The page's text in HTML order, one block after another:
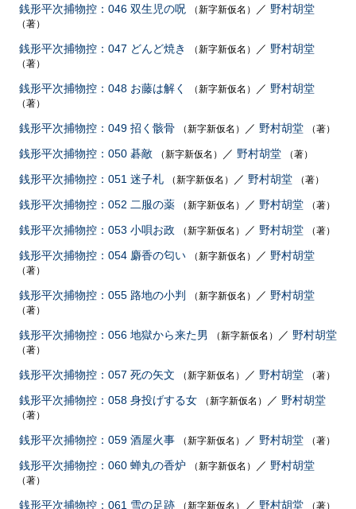
銭形平次捕物控：046 双生児の呪 （新字新仮名） ／ 野村胡堂
（著）
銭形平次捕物控：047 どんど焼き （新字新仮名） ／ 野村胡堂
（著）
銭形平次捕物控：048 お藤は解く （新字新仮名） ／ 野村胡堂
（著）
銭形平次捕物控：049 招く骸骨 （新字新仮名） ／ 野村胡堂 （著）
銭形平次捕物控：050 碁敵 （新字新仮名） ／ 野村胡堂 （著）
銭形平次捕物控：051 迷子札 （新字新仮名） ／ 野村胡堂 （著）
銭形平次捕物控：052 二服の薬 （新字新仮名） ／ 野村胡堂 （著）
銭形平次捕物控：053 小唄お政 （新字新仮名） ／ 野村胡堂 （著）
銭形平次捕物控：054 麝香の匂い （新字新仮名） ／ 野村胡堂
（著）
銭形平次捕物控：055 路地の小判 （新字新仮名） ／ 野村胡堂
（著）
銭形平次捕物控：056 地獄から来た男 （新字新仮名） ／ 野村胡堂
（著）
銭形平次捕物控：057 死の矢文 （新字新仮名） ／ 野村胡堂 （著）
銭形平次捕物控：058 身投げする女 （新字新仮名） ／ 野村胡堂
（著）
銭形平次捕物控：059 酒屋火事 （新字新仮名） ／ 野村胡堂 （著）
銭形平次捕物控：060 蝉丸の香炉 （新字新仮名） ／ 野村胡堂
（著）
銭形平次捕物控：061 雪の足跡 （新字新仮名） ／ 野村胡堂 （著）